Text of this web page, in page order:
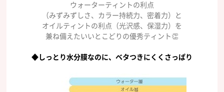
ウォーターティントの利点
（みずみずしさ、カラー持続力、密着力）と
オイルティントの利点（光沢感、保湿力）を
兼ね備えたいいとこどりの優秀ティント👏
◆しっとり水分膜なのに、ベタつきにくくさっぱり